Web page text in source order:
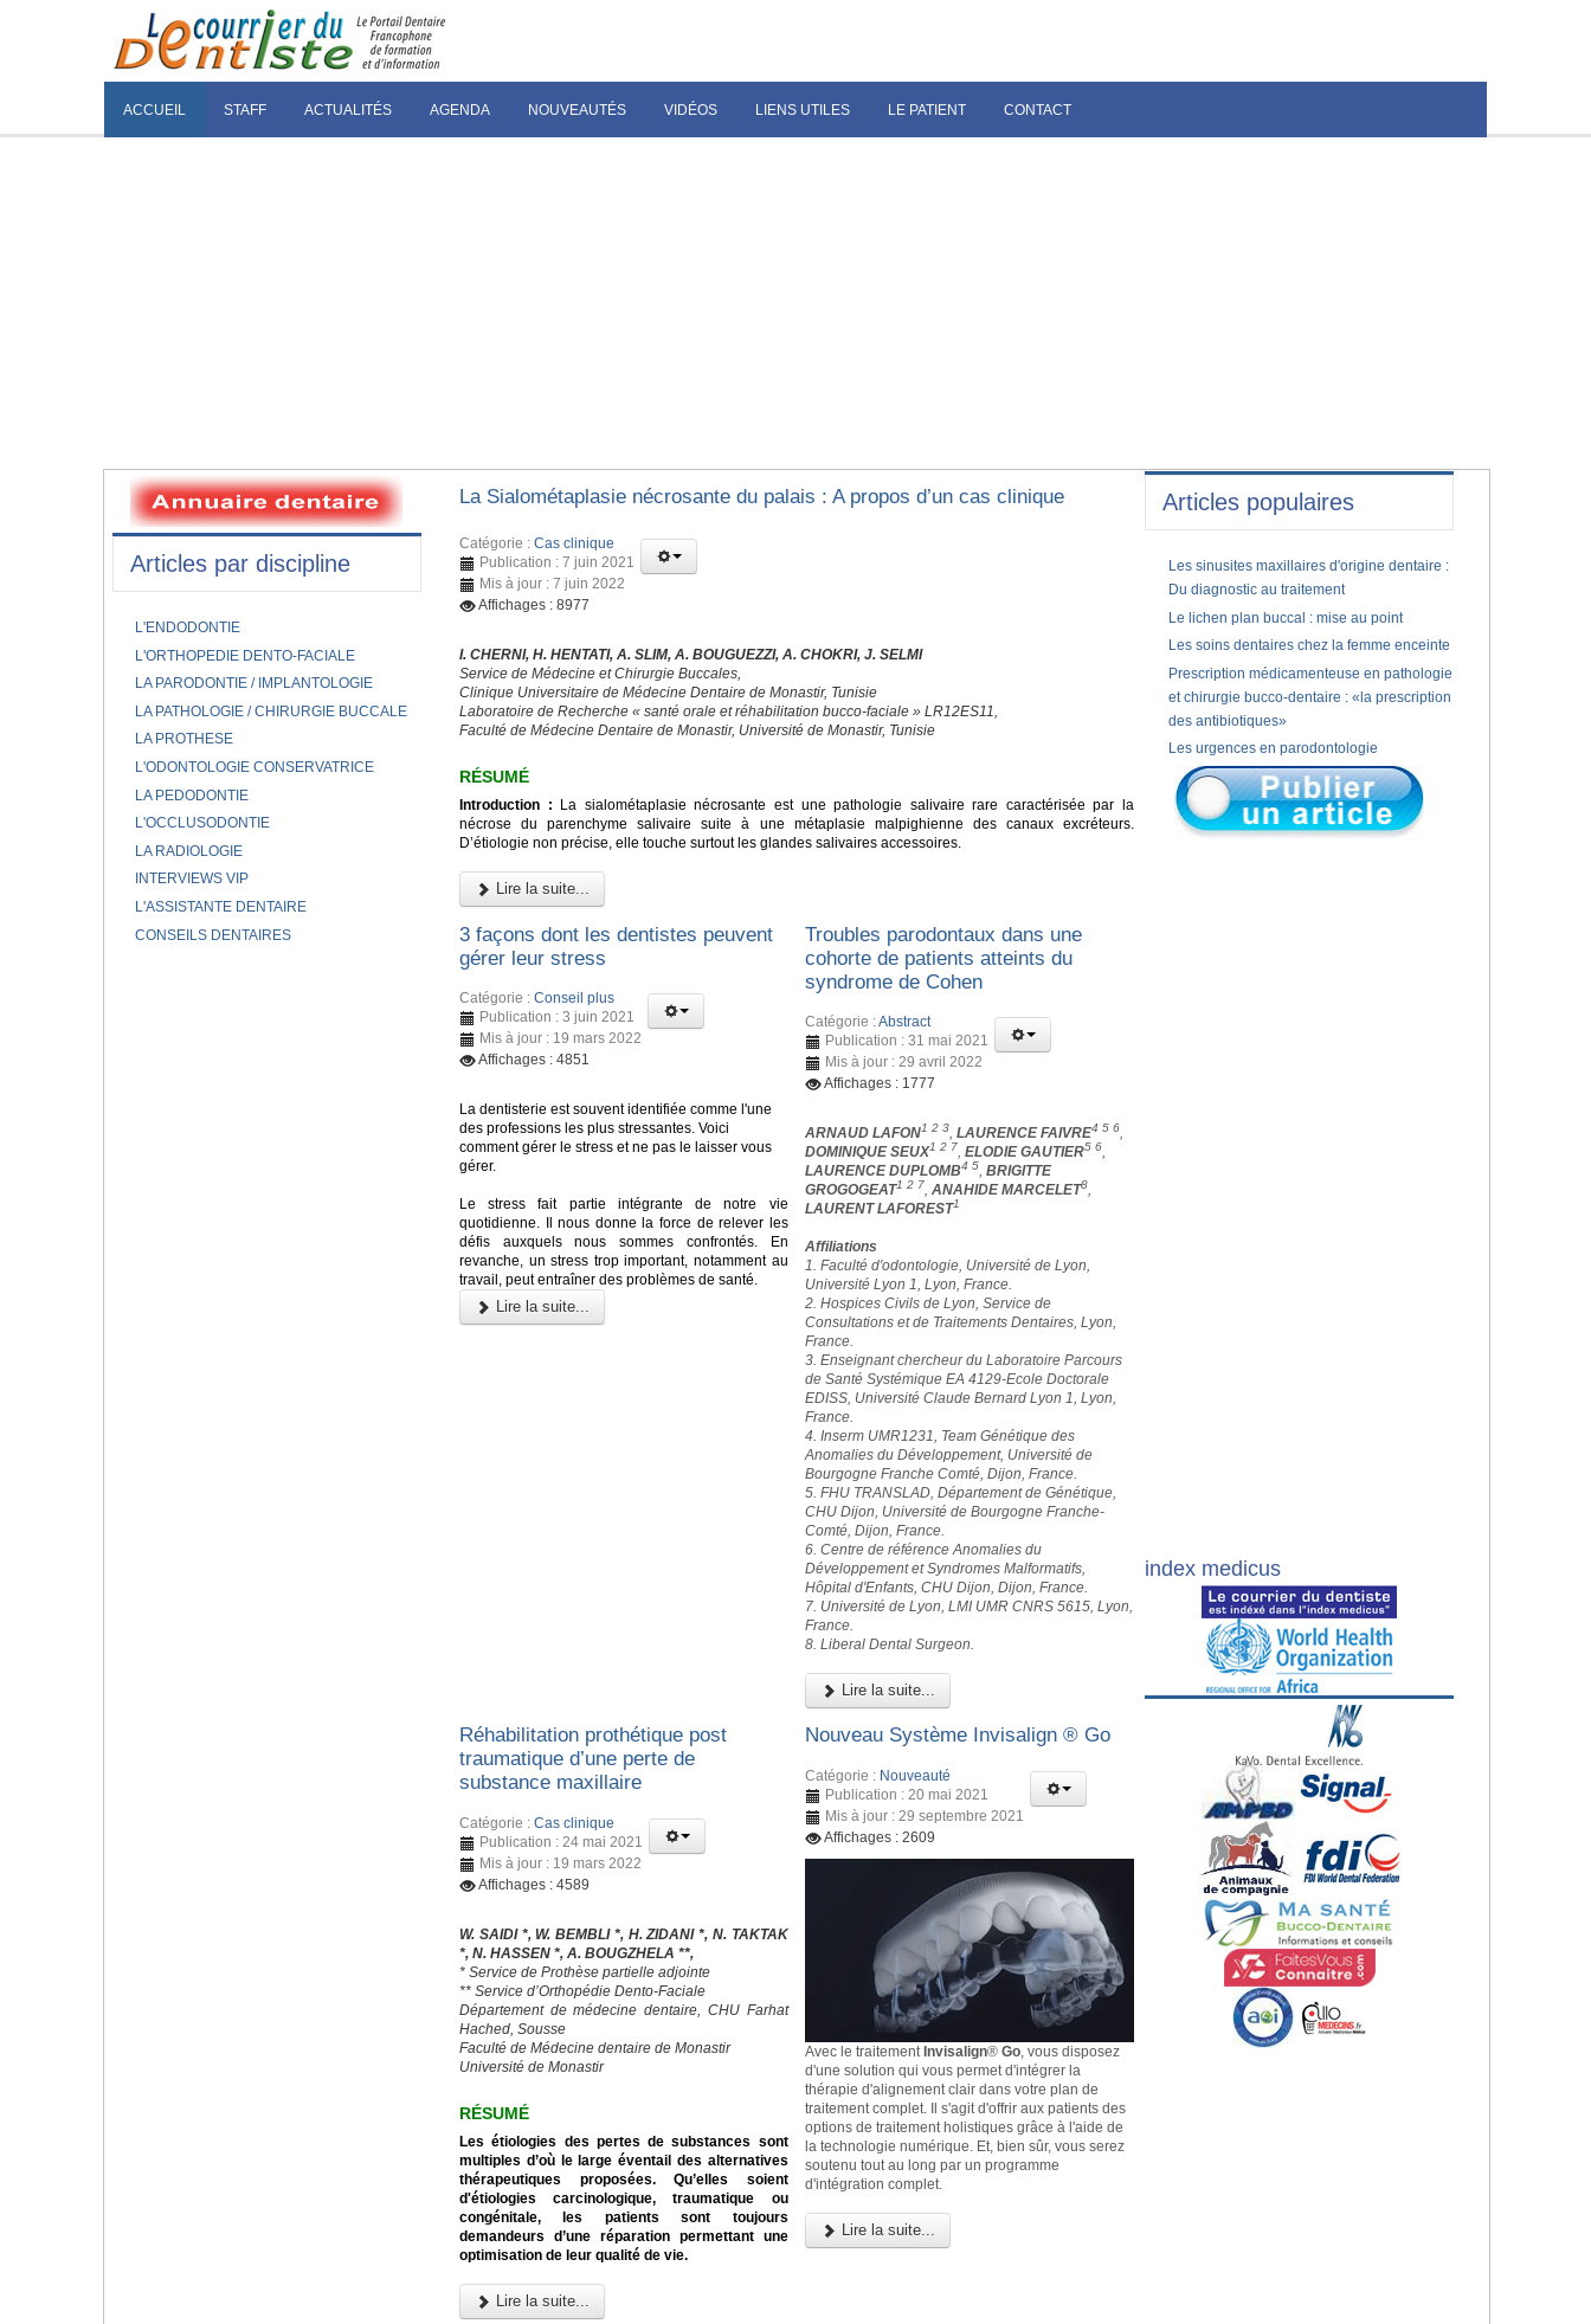
ACCUEIL STAFF ACTUALITÉS AGENDA NOUVEAUTÉS VIDÉOS LIENS UTILES LE PATIENT CONTACT
La Sialométaplasie nécrosante du palais : A propos d’un cas clinique
Catégorie : Cas clinique
Publication : 7 juin 2021
Mis à jour : 7 juin 2022
Affichages : 8977
I. CHERNI, H. HENTATI, A. SLIM, A. BOUGUEZZI, A. CHOKRI, J. SELMI
Service de Médecine et Chirurgie Buccales,
Clinique Universitaire de Médecine Dentaire de Monastir, Tunisie
Laboratoire de Recherche « santé orale et réhabilitation bucco-faciale » LR12ES11,
Faculté de Médecine Dentaire de Monastir, Université de Monastir, Tunisie
RÉSUMÉ
Introduction : La sialométaplasie nécrosante est une pathologie salivaire rare caractérisée par la
nécrose du parenchyme salivaire suite à une métaplasie malpighienne des canaux excréteurs.
D’étiologie non précise, elle touche surtout les glandes salivaires accessoires.
Lire la suite...
3 façons dont les dentistes peuvent
gérer leur stress
Catégorie : Conseil plus
Publication : 3 juin 2021
Mis à jour : 19 mars 2022
Affichages : 4851
La dentisterie est souvent identifiée comme l'une
des professions les plus stressantes. Voici
comment gérer le stress et ne pas le laisser vous
gérer.
Le stress fait partie intégrante de notre vie
quotidienne. Il nous donne la force de relever les
défis auxquels nous sommes confrontés. En
revanche, un stress trop important, notamment au
travail, peut entraîner des problèmes de santé.
Lire la suite...
Troubles parodontaux dans une
cohorte de patients atteints du
syndrome de Cohen
Catégorie :Abstract
Publication : 31 mai 2021
Mis à jour : 29 avril 2022
Affichages : 1777
ARNAUD LAFON1 2 3,LAURENCE FAIVRE4 5 6,
DOMINIQUE SEUX1 2 7,ELODIE GAUTIER5 6,
LAURENCE DUPLOMB4 5,BRIGITTE
GROGOGEAT1 2 7,ANAHIDE MARCELET8,
LAURENT LAFOREST1
Affiliations
1. Faculté d'odontologie, Université de Lyon,
Université Lyon 1, Lyon, France.
2. Hospices Civils de Lyon, Service de
Consultations et de Traitements Dentaires, Lyon,
France.
3. Enseignant chercheur du Laboratoire Parcours
de Santé Systémique EA 4129-Ecole Doctorale
EDISS, Université Claude Bernard Lyon 1, Lyon,
France.
4. Inserm UMR1231, Team Génétique des
Anomalies du Développement, Université de
Bourgogne Franche Comté, Dijon, France.
5. FHU TRANSLAD, Département de Génétique,
CHU Dijon, Université de Bourgogne Franche-
Comté, Dijon, France.
6. Centre de référence Anomalies du
Développement et Syndromes Malformatifs,
Hôpital d'Enfants, CHU Dijon, Dijon, France.
7. Université de Lyon, LMI UMR CNRS 5615, Lyon,
France.
8. Liberal Dental Surgeon.
Lire la suite...
Réhabilitation prothétique post
traumatique d’une perte de
substance maxillaire
Catégorie : Cas clinique
Publication : 24 mai 2021
Mis à jour : 19 mars 2022
Affichages : 4589
W. SAIDI *, W. BEMBLI *, H. ZIDANI *, N. TAKTAK
*, N. HASSEN *, A. BOUGZHELA **,
* Service de Prothèse partielle adjointe
** Service d’Orthopédie Dento-Faciale
Département de médecine dentaire, CHU Farhat
Hached, Sousse
Faculté de Médecine dentaire de Monastir
Université de Monastir
RÉSUMÉ
Les étiologies des pertes de substances sont
multiples d’où le large éventail des alternatives
thérapeutiques proposées. Qu’elles soient
d'étiologies carcinologique, traumatique ou
congénitale, les patients sont toujours
demandeurs d’une réparation permettant une
optimisation de leur qualité de vie.
Lire la suite...
Nouveau Système Invisalign ® Go
Catégorie : Nouveauté
Publication : 20 mai 2021
Mis à jour : 29 septembre 2021
Affichages : 2609
Avec le traitementInvisalign®Go, vous disposez
d'une solution qui vous permet d'intégrer la
thérapie d'alignement clair dans votre plan de
traitement complet. Il s'agit d'offrir aux patients des
options de traitement holistiques grâce à l'aide de
la technologie numérique. Et, bien sûr, vous serez
soutenu tout au long par un programme
d'intégration complet.
Lire la suite...
Articles par discipline
L'ENDODONTIE
L'ORTHOPEDIE DENTO-FACIALE
LA PARODONTIE / IMPLANTOLOGIE
LA PATHOLOGIE / CHIRURGIE BUCCALE
LA PROTHESE
L'ODONTOLOGIE CONSERVATRICE
LA PEDODONTIE
L'OCCLUSODONTIE
LA RADIOLOGIE
INTERVIEWS VIP
L'ASSISTANTE DENTAIRE
CONSEILS DENTAIRES
Articles populaires
Les sinusites maxillaires d'origine dentaire :
Du diagnostic au traitement
Le lichen plan buccal : mise au point
Les soins dentaires chez la femme enceinte
Prescription médicamenteuse en pathologie
et chirurgie bucco-dentaire : «la prescription
des antibiotiques»
Les urgences en parodontologie
index medicus